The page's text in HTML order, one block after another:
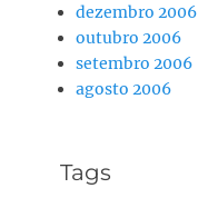
dezembro 2006
outubro 2006
setembro 2006
agosto 2006
Tags